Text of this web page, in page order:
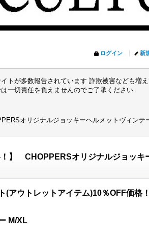
ログイン 新
トが多数報告されています 詐欺被害なども増
一切責任を負えませんのでご了承ください
オリジナルジョッキーヘルメットヴィンテ
】 CHOPPERSオリジナルジョッキ
(アウトレットアイテム)10％OFF価
M/XL